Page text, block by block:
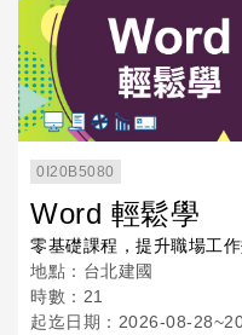
0I20B5080
Word 輕鬆學
零基礎課程，提升職場工
地點：台北建國
時數：21
起迄日期：2026-08-